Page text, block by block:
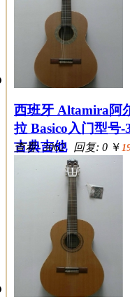
西班牙 Altamira阿
拉 Basico入门型号-
古典吉他
查看: 3062 回复: 0 ￥